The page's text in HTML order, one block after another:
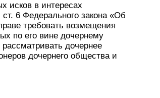
исков в интересах
6 Федерального закона «Об
требовать возмещения
по его вине дочернему
дочернее
дочернего общества и